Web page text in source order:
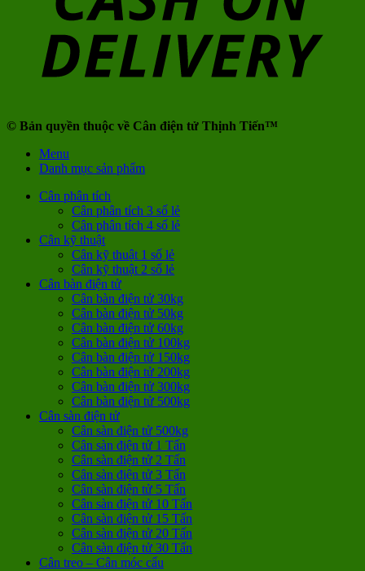
© Bản quyền thuộc về Cân điện tử Thịnh Tiến™
Menu
Danh mục sản phẩm
Cân phân tích
Cân phân tích 3 số lẻ
Cân phân tích 4 số lẻ
Cân kỹ thuật
Cân kỹ thuật 1 số lẻ
Cân kỹ thuật 2 số lẻ
Cân bàn điện tử
Cân bàn điện tử 30kg
Cân bàn điện tử 50kg
Cân bàn điện tử 60kg
Cân bàn điện tử 100kg
Cân bàn điện tử 150kg
Cân bàn điện tử 200kg
Cân bàn điện tử 300kg
Cân bàn điện tử 500kg
Cân sàn điện tử
Cân sàn điện tử 500kg
Cân sàn điện tử 1 Tấn
Cân sàn điện tử 2 Tấn
Cân sàn điện tử 3 Tấn
Cân sàn điện tử 5 Tấn
Cân sàn điện tử 10 Tấn
Cân sàn điện tử 15 Tấn
Cân sàn điện tử 20 Tấn
Cân sàn điện tử 30 Tấn
Cân treo – Cân móc cẩu